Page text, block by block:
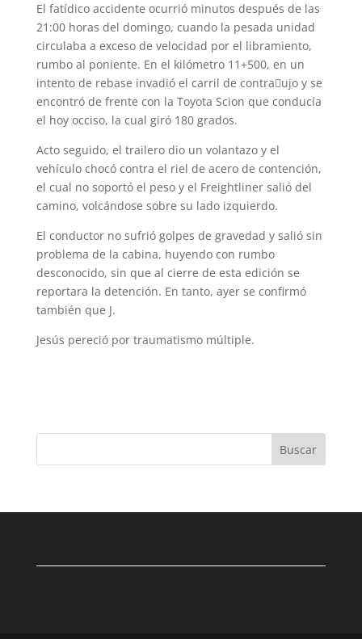
El fatídico accidente ocurrió minutos después de las
21:00 horas del domingo, cuando la pesada unidad
circulaba a exceso de velocidad por el libramiento,
rumbo al poniente. En el kilómetro 11+500, en un
intento de rebase invadió el carril de contra􀃀ujo y se
encontró de frente con la Toyota Scion que conducía
el hoy occiso, la cual giró 180 grados.
Acto seguido, el trailero dio un volantazo y el
vehículo chocó contra el riel de acero de contención,
el cual no soportó el peso y el Freightliner salió del
camino, volcándose sobre su lado izquierdo.
El conductor no sufrió golpes de gravedad y salió sin
problema de la cabina, huyendo con rumbo
desconocido, sin que al cierre de esta edición se
reportara la detención. En tanto, ayer se confirmó
también que J.
Jesús pereció por traumatismo múltiple.
Buscar